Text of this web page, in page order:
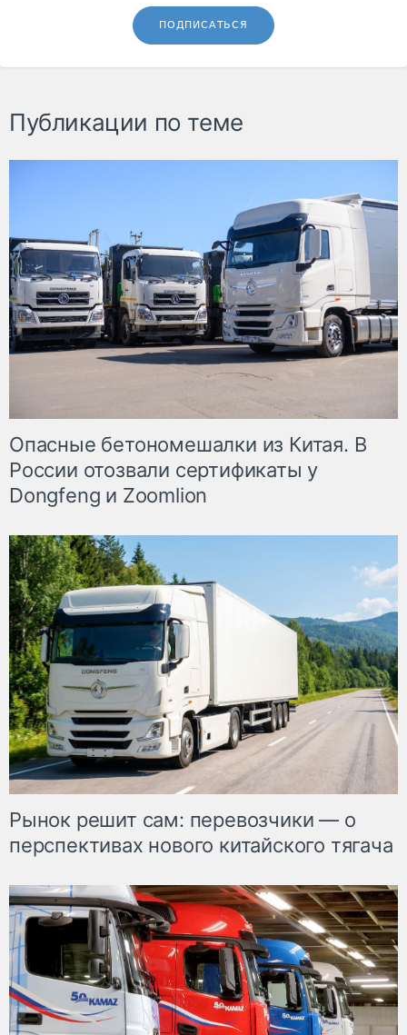
ПОДПИСАТЬСЯ
Публикации по теме
Опасные бетономешалки из Китая. В
России отозвали сертификаты у
Dongfeng и Zoomlion
Рынок решит сам: перевозчики — о
перспективах нового китайского тягача